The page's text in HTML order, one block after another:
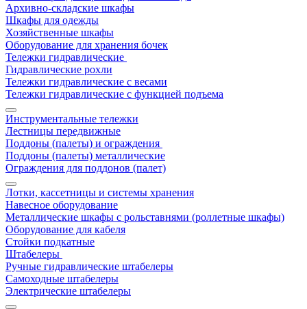
Архивно-складские шкафы
Шкафы для одежды
Хозяйственные шкафы
Оборудование для хранения бочек
Тележки гидравлические
Гидравлические рохли
Тележки гидравлические с весами
Тележки гидравлические с функцией подъема
Инструментальные тележки
Лестницы передвижные
Поддоны (палеты) и ограждения
Поддоны (палеты) металлические
Ограждения для поддонов (палет)
Лотки, кассетницы и системы хранения
Навесное оборудование
Металлические шкафы с рольставнями (роллетные шкафы)
Оборудование для кабеля
Стойки подкатные
Штабелеры
Ручные гидравлические штабелеры
Самоходные штабелеры
Электрические штабелеры